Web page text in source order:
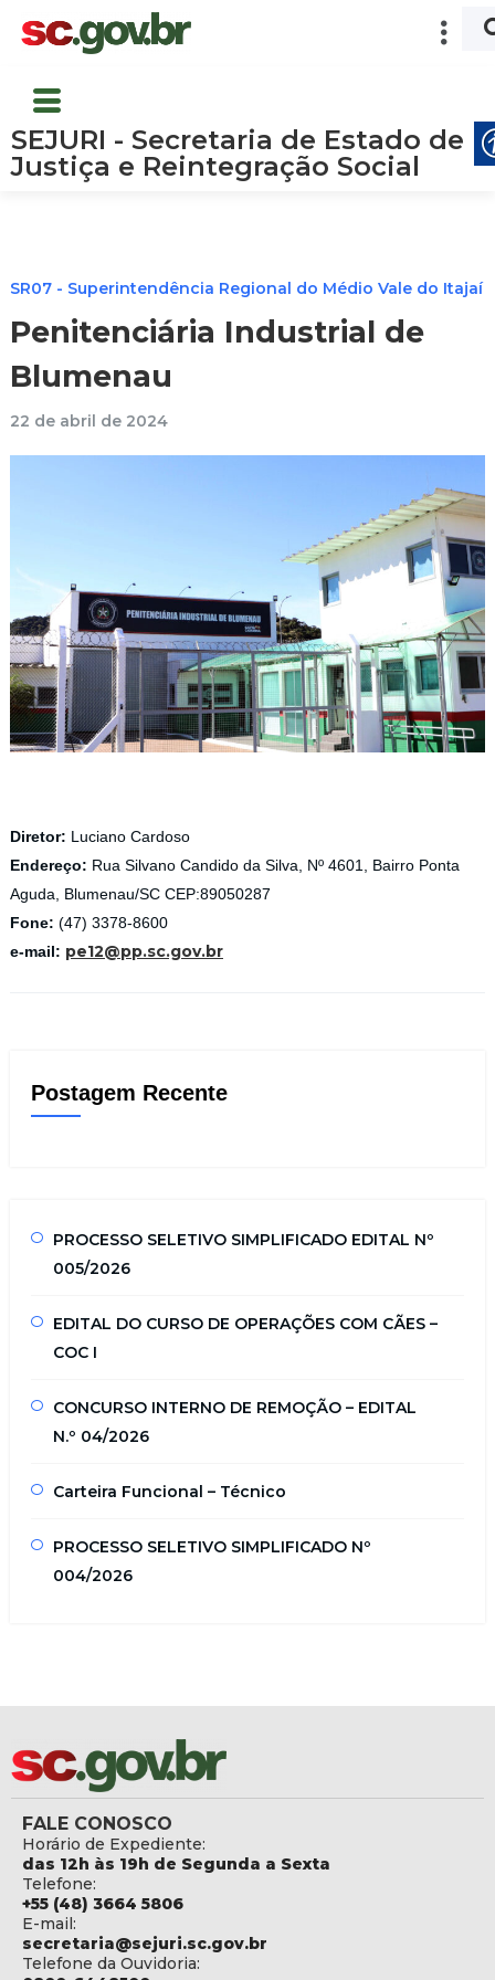
SEJURI - Secretaria de Estado de
Justiça e Reintegração Social
SR07 - Superintendência Regional do Médio Vale do Itajaí
Penitenciária Industrial de
Blumenau
22 de abril de 2024
Diretor: Luciano Cardoso
Endereço: Rua Silvano Candido da Silva, Nº 4601, Bairro Ponta
Aguda, Blumenau/SC CEP:89050287
Fone: (47) 3378-8600
e-mail: pe12@pp.sc.gov.br
Postagem Recente
PROCESSO SELETIVO SIMPLIFICADO EDITAL Nº
005/2026
EDITAL DO CURSO DE OPERAÇÕES COM CÃES –
COC I
CONCURSO INTERNO DE REMOÇÃO – EDITAL
N.º 04/2026
Carteira Funcional – Técnico
PROCESSO SELETIVO SIMPLIFICADO Nº
004/2026
FALE CONOSCO
Horário de Expediente:
das 12h às 19h de Segunda a Sexta
Telefone:
+55 (48) 3664 5806
E-mail:
secretaria@sejuri.sc.gov.br
Telefone da Ouvidoria: